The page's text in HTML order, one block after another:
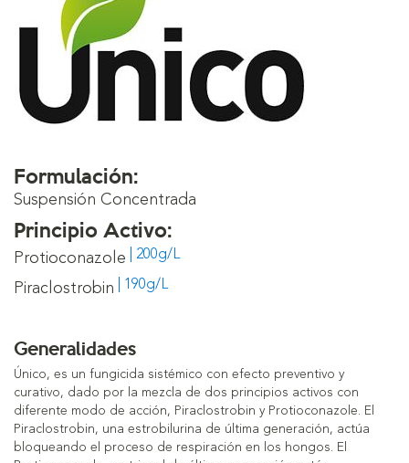
Formulación:
Suspensión Concentrada
Principio Activo:
Protioconazole | 200g/L
Piraclostrobin | 190g/L
Generalidades
Único, es un fungicida sistémico con efecto preventivo y
curativo, dado por la mezcla de dos principios activos con
diferente modo de acción, Piraclostrobin y Protioconazole. El
Piraclostrobin, una estrobilurina de última generación, actúa
bloqueando el proceso de respiración en los hongos. El